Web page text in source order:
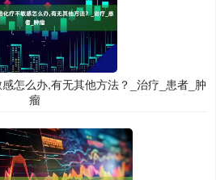
怎么办,有无其他方法？_治疗_患者_肿
瘤